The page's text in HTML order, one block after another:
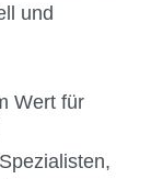
und
Wert für